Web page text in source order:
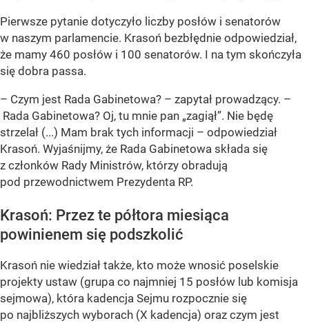
Pierwsze pytanie dotyczyło liczby posłów i senatorów
w naszym parlamencie. Krasoń bezbłędnie odpowiedział,
że mamy 460 posłów i 100 senatorów. I na tym skończyła
się dobra passa.
– Czym jest Rada Gabinetowa? – zapytał prowadzący. –
Rada Gabinetowa? Oj, tu mnie pan „zagiął”. Nie będę
strzelał (...) Mam brak tych informacji – odpowiedział
Krasoń. Wyjaśnijmy, że Rada Gabinetowa składa się
z członków Rady Ministrów, którzy obradują
pod przewodnictwem Prezydenta RP.
Krasoń: Przez te półtora miesiąca
powinienem się podszkolić
Krasoń nie wiedział także, kto może wnosić poselskie
projekty ustaw (grupa co najmniej 15 posłów lub komisja
sejmowa), która kadencja Sejmu rozpocznie się
po najbliższych wyborach (X kadencja) oraz czym jest